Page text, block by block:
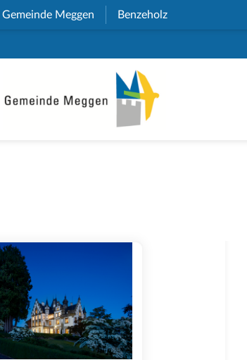
Gemeinde Meggen (External Link)
Benzeholz(External Link)